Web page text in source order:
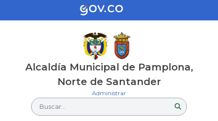
Alcaldía Municipal de Pamplona,
Norte de Santander
Administrar
Buscar...